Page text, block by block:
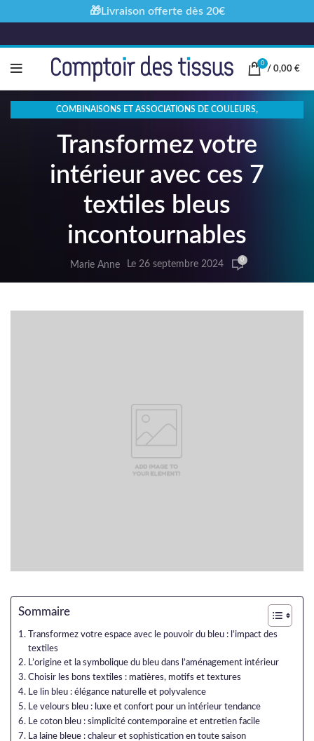
0
/ 0,00 €
COMBINAISONS ET ASSOCIATIONS DE COULEURS,
TISSUS SPÉCIFIQUES ET LEUR UTILISATION
Transformez votre
intérieur avec ces 7
textiles bleus
incontournables
Marie Anne Le 26 septembre 2024 0
Sommaire
Transformez votre espace avec le pouvoir du bleu : l’impact des
textiles
L’origine et la symbolique du bleu dans l’aménagement intérieur
Choisir les bons textiles : matières, motifs et textures
Le lin bleu : élégance naturelle et polyvalence
Le velours bleu : luxe et confort pour un intérieur tendance
Le coton bleu : simplicité contemporaine et entretien facile
La laine bleue : chaleur et sophistication en toute saison
🎁Livraison offerte dès 20€